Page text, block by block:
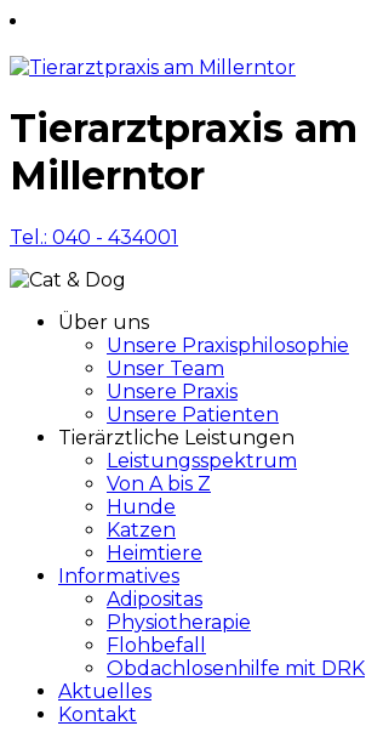
Tierarztpraxis am
Millerntor
Tel.: 040 - 434001
Über uns
Unsere Praxisphilosophie
Unser Team
Unsere Praxis
Unsere Patienten
Tierärztliche Leistungen
Leistungsspektrum
Von A bis Z
Hunde
Katzen
Heimtiere
Informatives
Adipositas
Physiotherapie
Flohbefall
Obdachlosenhilfe mit DRK
Aktuelles
Kontakt